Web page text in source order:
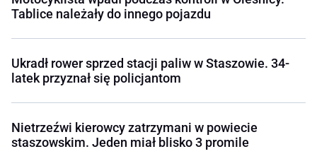
Tablice należały do innego pojazdu
Ukradł rower sprzed stacji paliw w Staszowie. 34-
latek przyznał się policjantom
Nietrzeźwi kierowcy zatrzymani w powiecie
staszowskim. Jeden miał blisko 3 promile